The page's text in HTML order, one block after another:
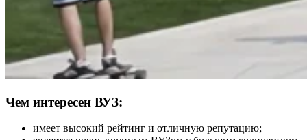
Чем интересен ВУЗ:
имеет высокий рейтинг и отличную репутацию;